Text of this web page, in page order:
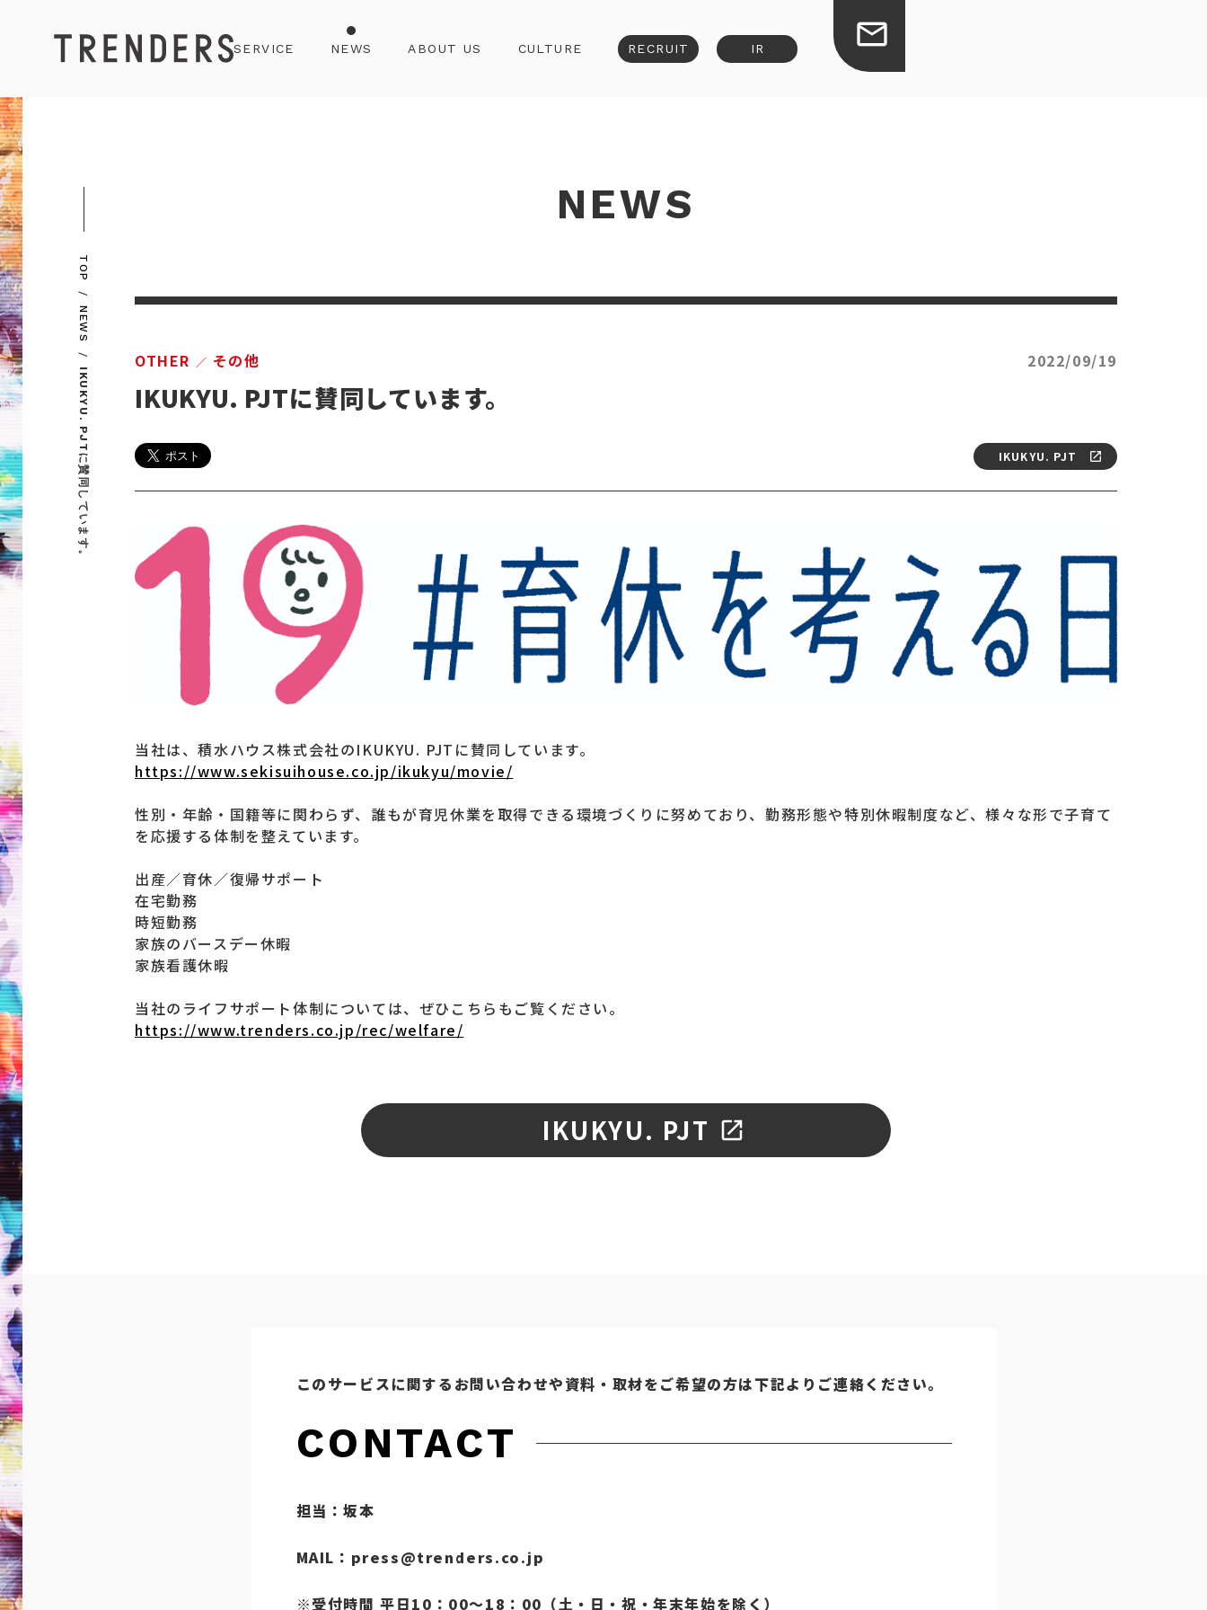
SERVICE NEWS ABOUT US CULTURE RECRUIT IR
TOP
NEWS
IKUKYU. PJTに賛同しています。
NEWS
OTHER その他 2022/09/19
IKUKYU. PJTに賛同しています。
IKUKYU. PJT
当社は、積水ハウス株式会社のIKUKYU. PJTに賛同しています。
https://www.sekisuihouse.co.jp/ikukyu/movie/
性別・年齢・国籍等に関わらず、誰もが育児休業を取得できる環境づくりに努めており、勤務形態や特別休暇制度など、様々な形で子育て
を応援する体制を整えています。
出産／育休／復帰サポート
在宅勤務
時短勤務
家族のバースデー休暇
家族看護休暇
当社のライフサポート体制については、ぜひこちらもご覧ください。
https://www.trenders.co.jp/rec/welfare/
IKUKYU. PJT
このサービスに関するお問い合わせや資料・取材をご希望の方は下記よりご連絡ください。
CONTACT
担当：坂本
MAIL： press@trenders.co.jp
※受付時間 平日10：00～18：00（土・日・祝・年末年始を除く）